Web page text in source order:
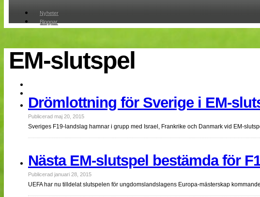
Nyheter
Bloggar
Cuper
Medlemmar
Medlemsbilder
Split vision
Nyheter
Bloggar
Webb-TV
Cuper
Medlemmar
Medlemsbilder
EM-slutspel
Drömlottning för Sverige i EM-
Publicerad maj 20, 2015
Sveriges F19-landslag hamnar i grupp med Israel, Frankrike och Danmark vid EM-
Nästa EM-slutspel bestämda för
Publicerad januari 28, 2015
UEFA har nu tilldelat slutspelen för ungdomslandslagens Europa-mästerskap